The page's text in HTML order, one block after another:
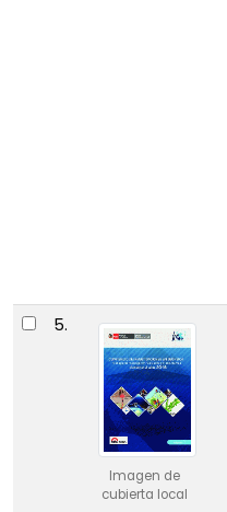
5.
Imagen de
cubierta local